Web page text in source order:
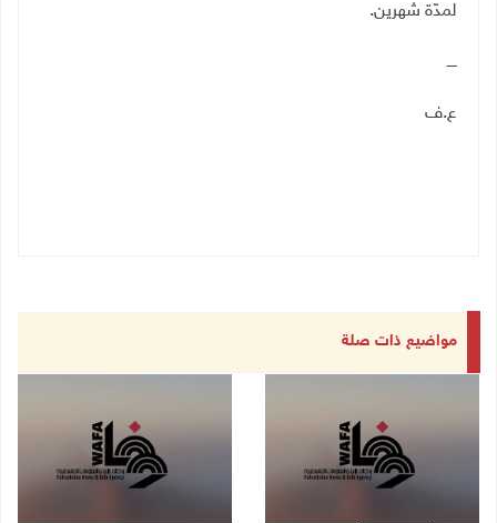
لمدّة شهرين.
ــــ
ع.ف
مواضيع ذات صلة